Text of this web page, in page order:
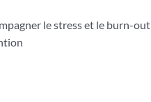
le stress et le burn-out